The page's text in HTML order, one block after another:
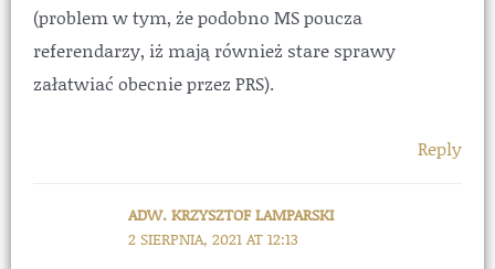
(problem w tym, że podobno MS poucza
referendarzy, iż mają również stare sprawy
załatwiać obecnie przez PRS).
Reply
ADW. KRZYSZTOF LAMPARSKI
2 SIERPNIA, 2021 AT 12:13